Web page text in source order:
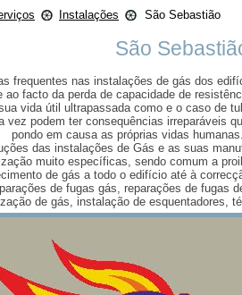
Instalações São Sebastião
São
frequentes nas instalações de gás dos
ao facto da perda de capacidade de
vida útil ultrapassada como e o caso de
vez podem ter consequências irreparáveis
pondo em causa as próprias vidas
das instalações de Gás e as suas
muito específicas, sendo comum a
de gás a todo o edifício até à
de fugas gás, reparações de fugas
de gás, instalação de esquentadores,